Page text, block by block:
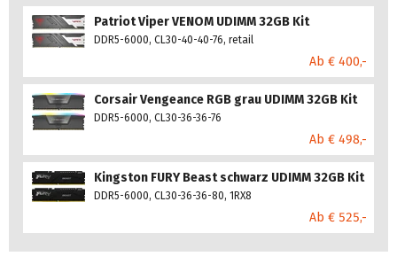
Patriot Viper VENOM UDIMM 32GB Kit
DDR5-6000, CL30-40-40-76, retail
Ab € 400,-
Corsair Vengeance RGB grau UDIMM 32GB Kit
DDR5-6000, CL30-36-36-76
Ab € 498,-
Kingston FURY Beast schwarz UDIMM 32GB Kit
DDR5-6000, CL30-36-36-80, 1RX8
Ab € 525,-